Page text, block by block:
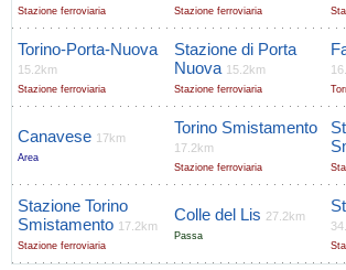
Stazione ferroviaria Stazione ferroviaria
Torino-Porta-Nuova
15.2km
Stazione ferroviaria
Stazione di Porta
Nuova 15.2km
Stazione ferroviaria
Canavese 17km
Area
Torino Smistamento
17.2km
Stazione ferroviaria
Stazione Torino
Smistamento 17.2km
Stazione ferroviaria
Colle del Lis 27.2km
Passa